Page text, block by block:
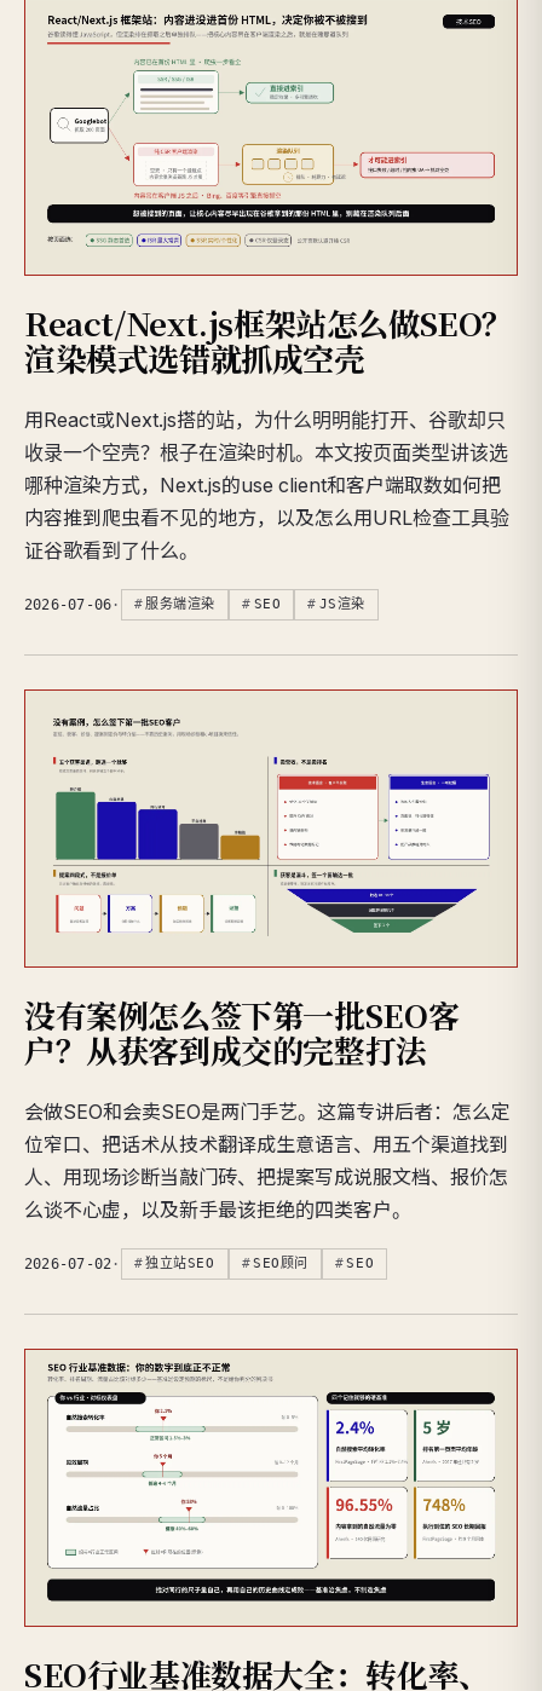
React/Next.js框架站怎么做SEO？
渲染模式选错就抓成空壳
用React或Next.js搭的站，为什么明明能打开、谷歌却只
收录一个空壳？根子在渲染时机。本文按页面类型讲该选
哪种渲染方式，Next.js的use client和客户端取数如何把
内容推到爬虫看不见的地方，以及怎么用URL检查工具验
证谷歌看到了什么。
2026-07-06 · 服务端渲染 SEO JS渲染
没有案例怎么签下第一批SEO客
户？从获客到成交的完整打法
会做SEO和会卖SEO是两门手艺。这篇专讲后者：怎么定
位窄口、把话术从技术翻译成生意语言、用五个渠道找到
人、用现场诊断当敲门砖、把提案写成说服文档、报价怎
么谈不心虚，以及新手最该拒绝的四类客户。
2026-07-02 · 独立站SEO SEO顾问 SEO
SEO行业基准数据大全：转化率、